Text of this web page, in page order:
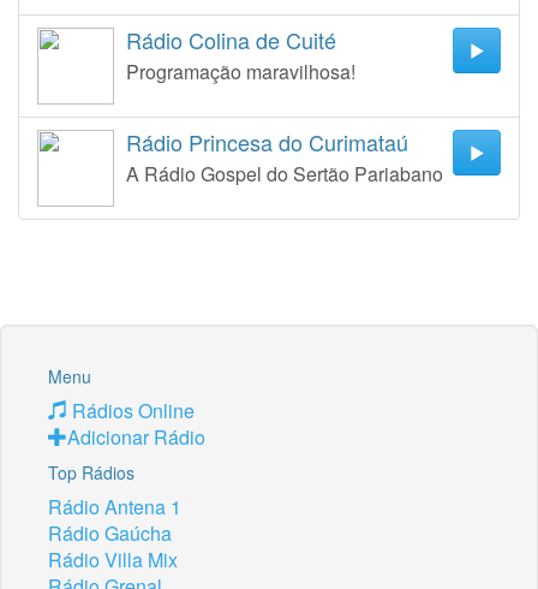
Rádio Colina de Cuité
Programação maravilhosa!
Rádio Princesa do Curimataú
A Rádio Gospel do Sertão Pariabano
Menu
Rádios Online
Adicionar Rádio
Top Rádios
Rádio Antena 1
Rádio Gaúcha
Rádio Villa Mix